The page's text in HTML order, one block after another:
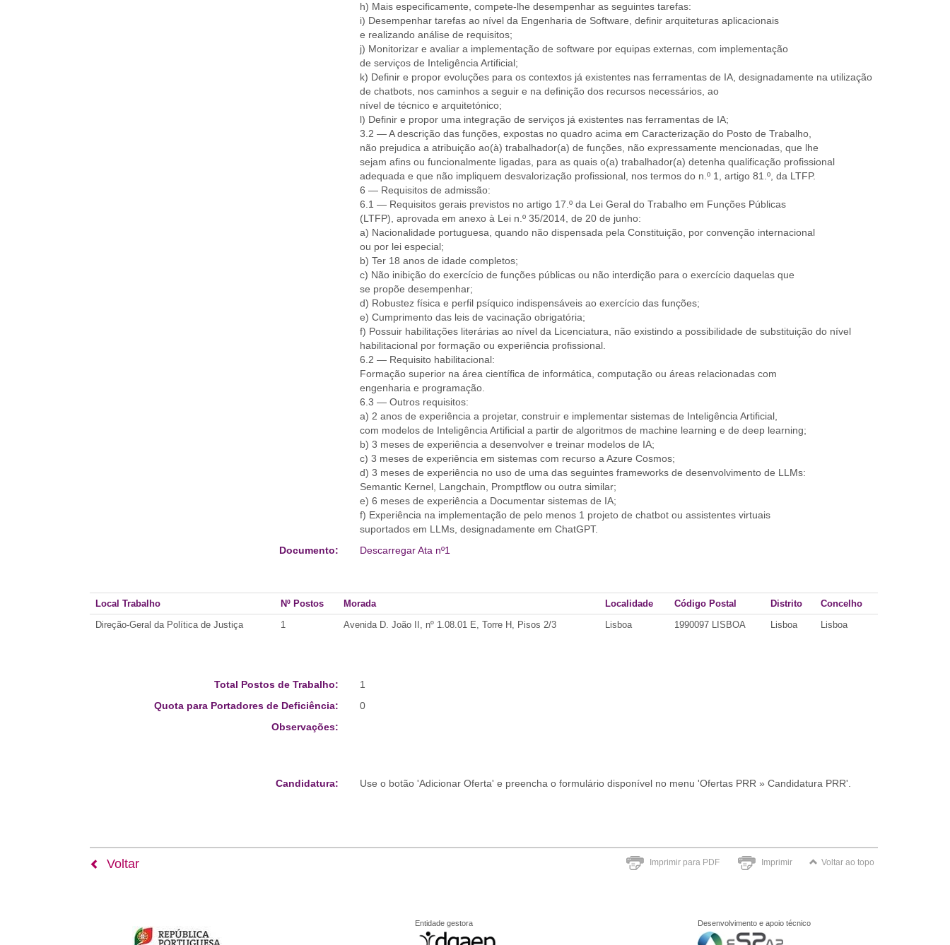
h) Mais especificamente, compete-lhe desempenhar as seguintes tarefas:
i) Desempenhar tarefas ao nível da Engenharia de Software, definir arquiteturas aplicacionais
e realizando análise de requisitos;
j) Monitorizar e avaliar a implementação de software por equipas externas, com implementação
de serviços de Inteligência Artificial;
k) Definir e propor evoluções para os contextos já existentes nas ferramentas de IA, designadamente na utilização
de chatbots, nos caminhos a seguir e na definição dos recursos necessários, ao
nível de técnico e arquitetónico;
l) Definir e propor uma integração de serviços já existentes nas ferramentas de IA;
3.2 — A descrição das funções, expostas no quadro acima em Caracterização do Posto de Trabalho,
não prejudica a atribuição ao(à) trabalhador(a) de funções, não expressamente mencionadas, que lhe
sejam afins ou funcionalmente ligadas, para as quais o(a) trabalhador(a) detenha qualificação profissional
adequada e que não impliquem desvalorização profissional, nos termos do n.º 1, artigo 81.º, da LTFP.
6 — Requisitos de admissão:
6.1 — Requisitos gerais previstos no artigo 17.º da Lei Geral do Trabalho em Funções Públicas
(LTFP), aprovada em anexo à Lei n.º 35/2014, de 20 de junho:
a) Nacionalidade portuguesa, quando não dispensada pela Constituição, por convenção internacional
ou por lei especial;
b) Ter 18 anos de idade completos;
c) Não inibição do exercício de funções públicas ou não interdição para o exercício daquelas que
se propõe desempenhar;
d) Robustez física e perfil psíquico indispensáveis ao exercício das funções;
e) Cumprimento das leis de vacinação obrigatória;
f) Possuir habilitações literárias ao nível da Licenciatura, não existindo a possibilidade de substituição do nível
habilitacional por formação ou experiência profissional.
6.2 — Requisito habilitacional:
Formação superior na área científica de informática, computação ou áreas relacionadas com
engenharia e programação.
6.3 — Outros requisitos:
a) 2 anos de experiência a projetar, construir e implementar sistemas de Inteligência Artificial,
com modelos de Inteligência Artificial a partir de algoritmos de machine learning e de deep learning;
b) 3 meses de experiência a desenvolver e treinar modelos de IA;
c) 3 meses de experiência em sistemas com recurso a Azure Cosmos;
d) 3 meses de experiência no uso de uma das seguintes frameworks de desenvolvimento de LLMs:
Semantic Kernel, Langchain, Promptflow ou outra similar;
e) 6 meses de experiência a Documentar sistemas de IA;
f) Experiência na implementação de pelo menos 1 projeto de chatbot ou assistentes virtuais
suportados em LLMs, designadamente em ChatGPT.
Documento:
Descarregar Ata nº1
Local Trabalho Nº Postos Morada Localidade Código Postal Distrito
Concelho
Direção-Geral da Política de Justiça
1 Avenida D. João II, nº 1.08.01 E, Torre H, Pisos 2/3 Lisboa 1990097 LISBOA Lisboa Lisboa
Total Postos de Trabalho:
1
Quota para Portadores de Deficiência:
0
Observações:
Candidatura: Use o botão 'Adicionar Oferta' e preencha o formulário disponível no menu 'Ofertas PRR » Candidatura PRR'.
Imprimir para PDF Imprimir Voltar ao topo
Voltar
Entidade gestora Desenvolvimento e apoio técnico